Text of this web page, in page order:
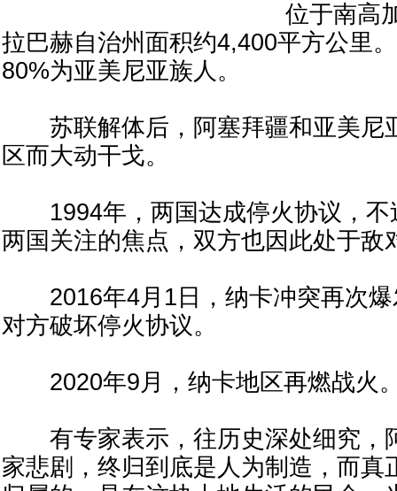
位于南高
拉巴赫自治州面积约4,400平方公里
80%为亚美尼亚族人。
苏联解体后，阿塞拜疆和亚美尼
区而大动干戈。
1994年，两国达成停火协议，不
两国关注的焦点，双方也因此处于敌
2016年4月1日，纳卡冲突再次爆
对方破坏停火协议。
2020年9月，纳卡地区再燃战火
有专家表示，往历史深处细究，
家悲剧，终归到底是人为制造，而真